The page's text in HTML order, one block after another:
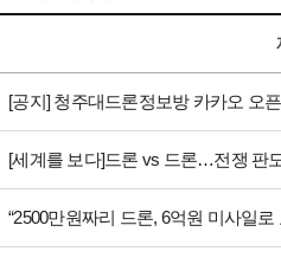
[공지] 청주대드론정보방 카카오 오
[세계를 보다]드론 vs 드론…전쟁 판
“2500만원짜리 드론, 6억원 미사일